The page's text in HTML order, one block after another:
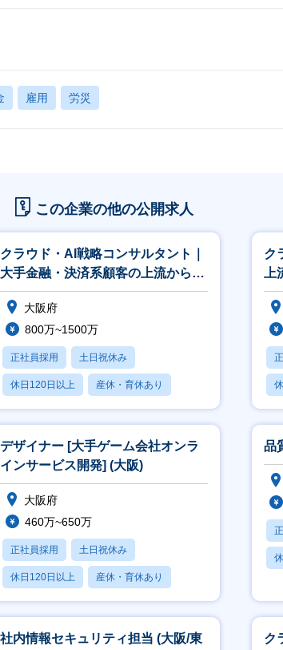
雇用 労災
この企業の他の公開求人
クラウド・AI戦略コンサルタント｜
大手金融・決済系顧客の上流から納
品まで担当【The AI Alli
大阪府
800万~1500万
正社員採用 土日祝休み
休日120日以上 産休・育休あり
賞与あり
ク
業
デザイナー [大手ゲーム会社オンラ
インサービス開発] (大阪)
大阪府
460万~650万
正社員採用 土日祝休み
休日120日以上 産休・育休あり
賞与あり
品
社内情報セキュリティ担当 (大阪/東
ク